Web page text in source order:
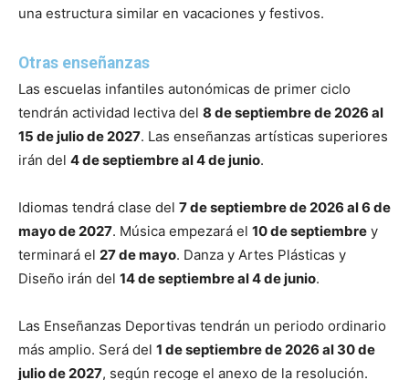
una estructura similar en vacaciones y festivos.
Otras enseñanzas
Las escuelas infantiles autonómicas de primer ciclo
tendrán actividad lectiva del 8 de septiembre de 2026 al
15 de julio de 2027. Las enseñanzas artísticas superiores
irán del 4 de septiembre al 4 de junio.
Idiomas tendrá clase del 7 de septiembre de 2026 al 6 de
mayo de 2027. Música empezará el 10 de septiembre y
terminará el 27 de mayo. Danza y Artes Plásticas y
Diseño irán del 14 de septiembre al 4 de junio.
Las Enseñanzas Deportivas tendrán un periodo ordinario
más amplio. Será del 1 de septiembre de 2026 al 30 de
julio de 2027, según recoge el anexo de la resolución.